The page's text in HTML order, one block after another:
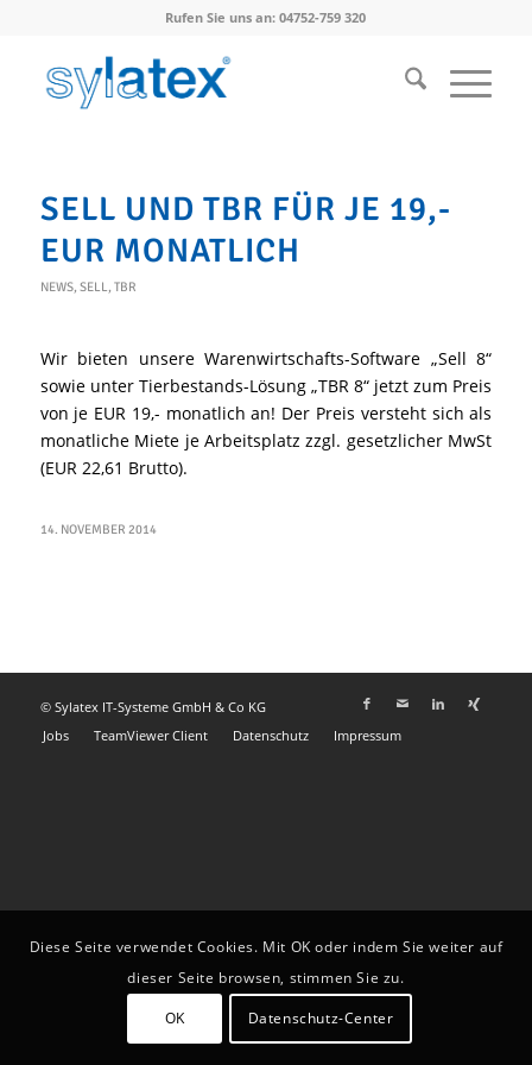
Rufen Sie uns an: 04752-759 320
SELL UND TBR FÜR JE 19,-
EUR MONATLICH
NEWS,SELL,TBR
Wir bieten unsere Warenwirtschafts-Software „Sell 8“
sowie unter Tierbestands-Lösung „TBR 8“ jetzt zum Preis
von je EUR 19,- monatlich an! Der Preis versteht sich als
monatliche Miete je Arbeitsplatz zzgl. gesetzlicher MwSt
(EUR 22,61 Brutto).
14. NOVEMBER 2014
© Sylatex IT-Systeme GmbH & Co KG
Jobs
TeamViewer Client Datenschutz Impressum
Diese Seite verwendet Cookies. Mit OK oder indem Sie weiter auf
dieser Seite browsen, stimmen Sie zu.
OK Datenschutz-Center